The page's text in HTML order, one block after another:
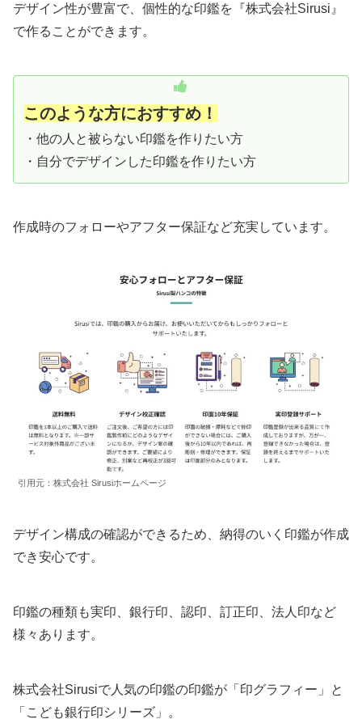
デザイン性が豊富で、個性的な印鑑を『株式会社Sirusi』
で作ることができます。
このような方におすすめ！
・他の人と被らない印鑑を作りたい方
・自分でデザインした印鑑を作りたい方
作成時のフォローやアフター保証など充実しています。
引用元：株式会社 Sirusiホームページ
デザイン構成の確認ができるため、納得のいく印鑑が作成
でき安心です。
印鑑の種類も実印、銀行印、認印、訂正印、法人印など
様々あります。
株式会社Sirusiで人気の印鑑の印鑑が「印グラフィー」と
「こども銀行印シリーズ」。